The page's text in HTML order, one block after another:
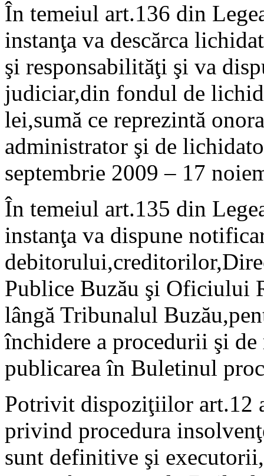
În temeiul art.136 din
instanţa va descărca
şi responsabilităţi şi va
judiciar,din fondul de
lei,sumă ce reprezintă
administrator şi de
septembrie 2009 – 17
În temeiul art.135 din
instanţa va dispune
Publice Buzău şi Oficiului
lângă Tribunalul
închidere a procedurii şi
publicarea în Buletinul
Potrivit dispoziţiilor art.12
privind procedura
sunt definitive şi